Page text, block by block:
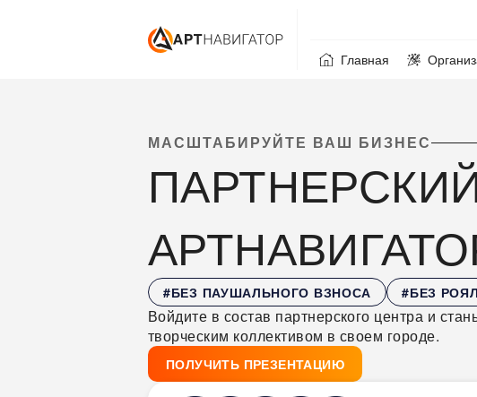
Главная
МАСШТАБИРУЙТЕ ВАШ БИЗНЕС
#БЕЗ ПАУШАЛЬНОГО ВЗНОСА #БЕЗ
Войдите в состав партнерского центра и
творческим коллективом в своем городе.
ПОЛУЧИТЬ ПРЕЗЕНТАЦИЮ